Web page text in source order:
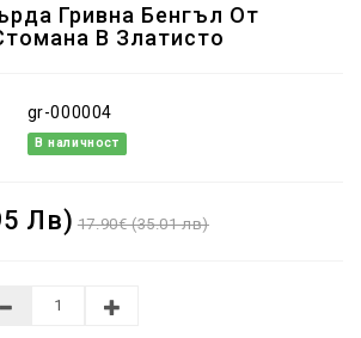
Гривна Бенгъл От
В Златисто
gr-000004
В наличност
Лв) 17.90€ (35.01 лв)